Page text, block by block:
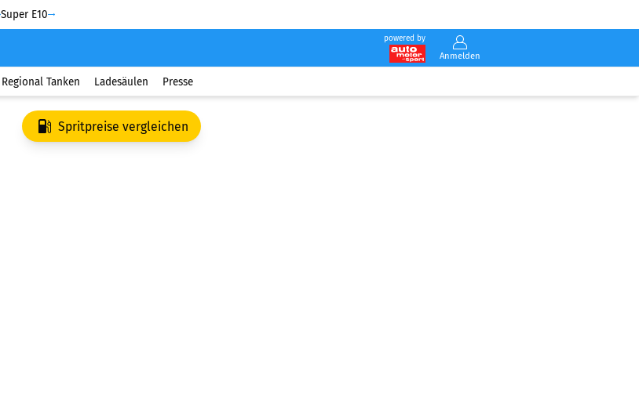
Super E10
powered by
Anmelden
Regional Tanken Ladesäulen Presse
Spritpreise vergleichen